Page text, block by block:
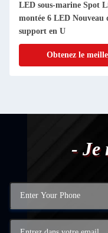
LED sous-marine Spot
montée 6 LED Nouveau
support en U
Obtenez le
- Je